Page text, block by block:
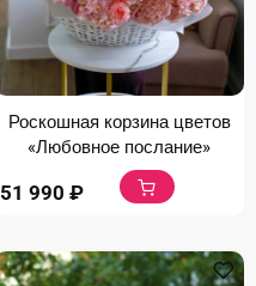
Роскошная корзина цветов
«Любовное послание»
51 990 ₽